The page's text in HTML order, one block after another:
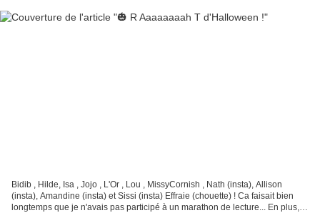
Bidib , Hilde, Isa , Jojo , L'Or , Lou , MissyCornish , Nath (insta), Allison
(insta), Amandine (insta) et Sissi (insta) Effraie (chouette) ! Ca faisait bien
longtemps que je n'avais pas participé à un marathon de lecture... En plus,